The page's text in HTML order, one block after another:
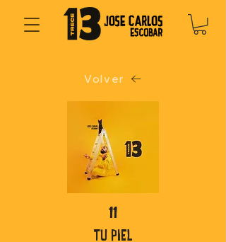
Volver
11
tu piel